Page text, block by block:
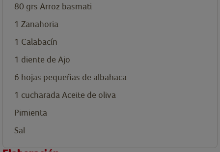
80 grs Arroz basmati
1 Zanahoria
1 Calabacín
1 diente de Ajo
6 hojas pequeñas de albahaca
1 cucharada Aceite de oliva
Pimienta
Sal